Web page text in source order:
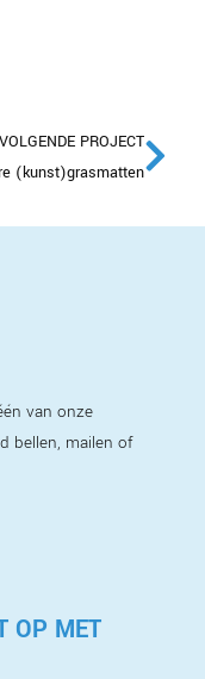
VOLGENDE PROJECT
(kunst)grasmatten
van onze
bellen, mailen of
OP MET